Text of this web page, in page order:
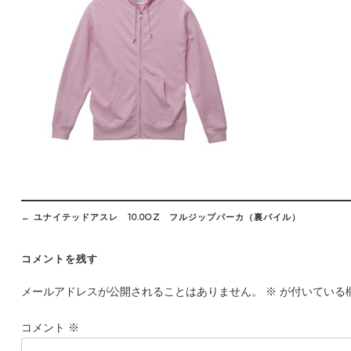
Post
navigation
← ユナイテッドアスレ 10.0OZ フルジップパーカ（裏パイル）
コメントを残す
メールアドレスが公開されることはありません。 ※ が付いている
コメント ※